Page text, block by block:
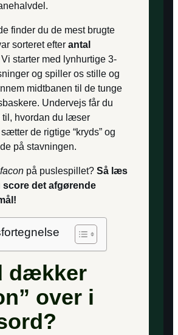
finder du de mest brugte
sorteret efter antal
Vi starter med lynhurtige 3-
og spiller os stille og
midtbanen til de tunge
Undervejs får du
til, hvordan du læser
de rigtige “kryds” og
på stavningen.
facon på puslespillet? Så læs
score det afgørende
dækker
over i